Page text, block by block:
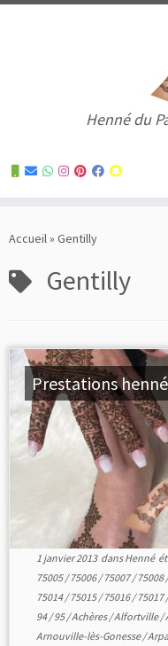
to
Henné du
Accueil» Gentilly
Gentilly
Prestations
1 janvier 2013dansHenné
75005/75006/75007/75008
75014/75015/75016/75017
94/95/Achères/Alfortville/
Arnouville-lès-Gonesse/